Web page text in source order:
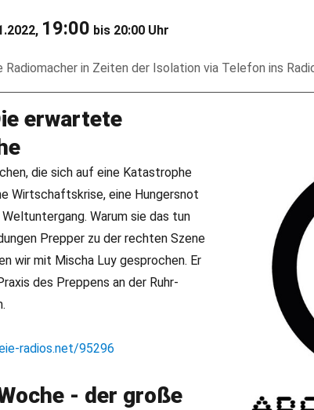
19:00 bis 20:00 Uhr
Radiomacher in Zeiten der Isolation via Telefon ins
erwartete
die sich auf eine Katastrophe
Wirtschaftskrise, eine Hungersnot
Warum sie das tun
Prepper zu der rechten Szene
wir mit Mischa Luy gesprochen. Er
des Preppens an der Ruhr-
radios.net/95296
- der große